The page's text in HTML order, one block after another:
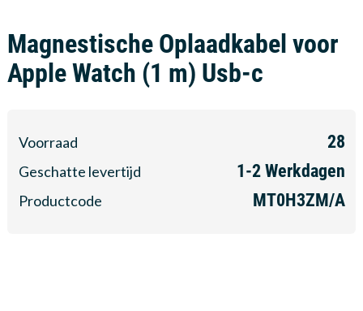
Magnestische Oplaadkabel voor
Apple Watch (1 m) Usb-c
Voorraad 28
Geschatte levertijd 1-2 Werkdagen
Productcode MT0H3ZM/A